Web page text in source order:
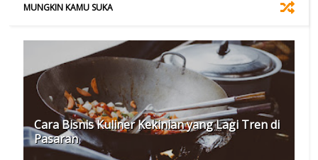
MUNGKIN KAMU SUKA
Cara Bisnis Kuliner Kekinian yang Lagi Tren di
Pasaran